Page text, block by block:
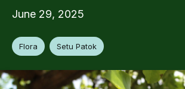
June 29, 2025
Flora Setu Patok